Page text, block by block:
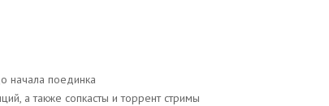
начала поединка
a также сопкасты и торрент стримы